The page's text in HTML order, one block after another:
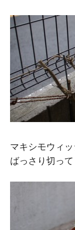
マキシモウィ
ばっさり切っ